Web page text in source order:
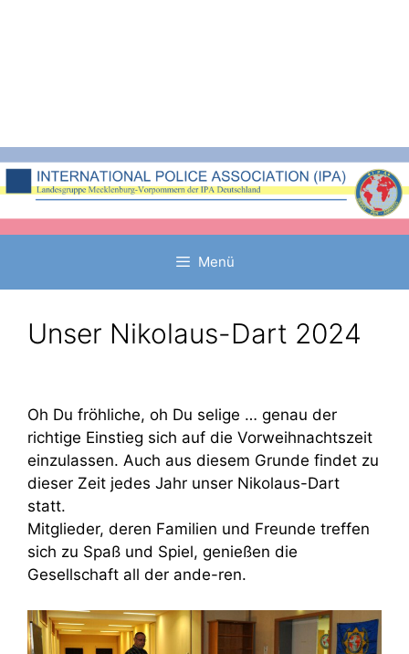
Menü
Unser Nikolaus-Dart 2024
Oh Du fröhliche, oh Du selige … genau der
richtige Einstieg sich auf die Vorweihnachtszeit
einzulassen. Auch aus diesem Grunde findet zu
dieser Zeit jedes Jahr unser Nikolaus-Dart
statt.
Mitglieder, deren Familien und Freunde treffen
sich zu Spaß und Spiel, genießen die
Gesellschaft all der ande-ren.